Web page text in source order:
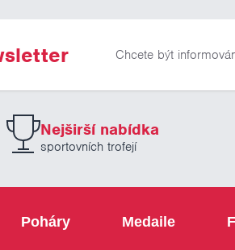
Chcete být
Nejširší nabídka
sportovních trofejí
Poháry Medaile